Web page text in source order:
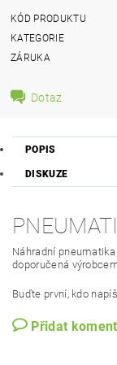
KÓD PRODUKTU
KATEGORIE
ZÁRUKA
Dotaz
POPIS
DISKUZE
Náhradní
doporučená
Buďte první, kdo
Přidat